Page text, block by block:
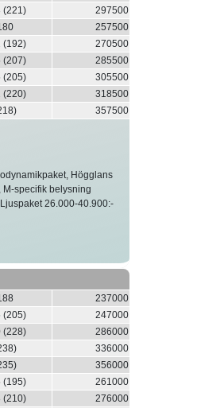
(221)
297500
257500
(192)
270500
(207)
285500
(205)
305500
(220)
318500
357500
Högglans
M-specifik belysning
26.000-40.900:-
237000
(205)
247000
(228)
286000
336000
356000
(195)
261000
(210)
276000